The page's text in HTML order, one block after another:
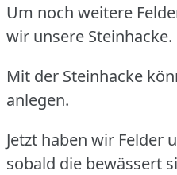
Um noch weitere
wir unsere Steinhacke.
Mit der Steinhacke
anlegen.
Jetzt haben wir Felder
sobald die bewässert